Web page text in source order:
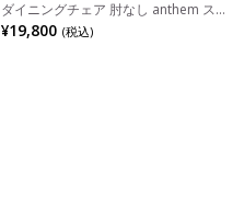
ダイニングチェア 肘なし anthem スチ
ール PVCレザー 合皮 椅子 食卓椅子 ア
ンセムチェア パソコンチェア デスクチ
¥19,800 (税込)